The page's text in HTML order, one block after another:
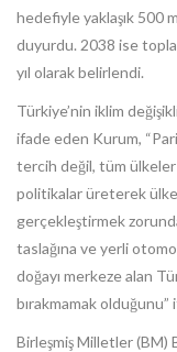
hedefiyle yaklaşık 500
duyurdu. 2038 ise
yıl olarak belirlendi.
Türkiye’nin iklim
ifade eden Kurum,
tercih değil, tüm
politikalar üreterek
gerçekleştirmek
taslağına ve yerli
doğayı merkeze alan
bırakmamak
Birleşmiş Milletler (BM)